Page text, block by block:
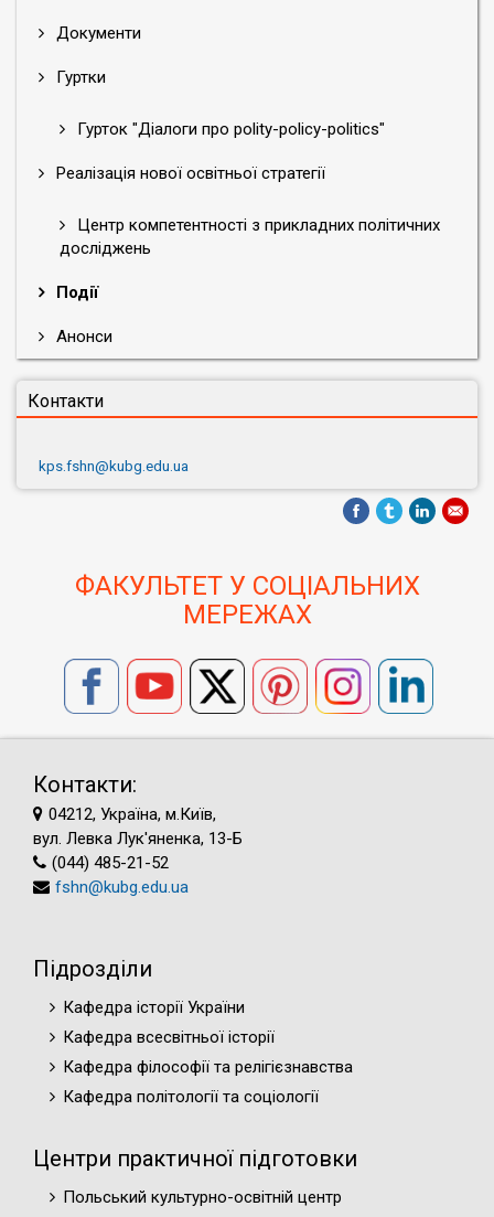
Документи
Гуртки
Гурток "Діалоги про polity-policy-politics"
Реалізація нової освітньої стратегії
Центр компетентності з прикладних політичних
досліджень
Події
Анонси
Контакти
kps.fshn@kubg.edu.ua
ФАКУЛЬТЕТ У СОЦІАЛЬНИХ
МЕРЕЖАХ
Контакти:
04212, Україна, м.Київ,
вул. Левка Лук'яненка, 13-Б
(044) 485-21-52
fshn@kubg.edu.ua
Підрозділи
Кафедра історії України
Кафедра всесвітньої історії
Кафедра філософії та релігієзнавства
Кафедра політології та соціології
Центри практичної підготовки
Польський культурно-освітній центр